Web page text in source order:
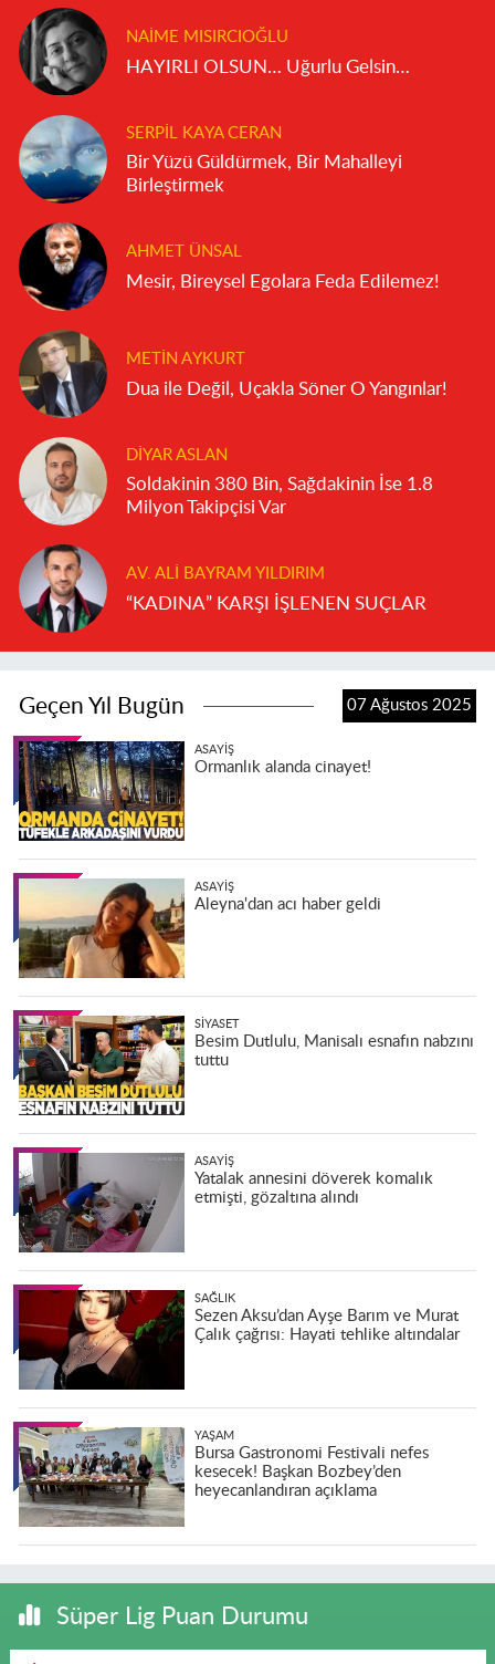
NAIME MISIRCIOĞLU
HAYIRLI OLSUN… Uğurlu Gelsin…
SERPIL KAYA CERAN
Bir Yüzü Güldürmek, Bir Mahalleyi
Birleştirmek
AHMET ÜNSAL
Mesir, Bireysel Egolara Feda Edilemez!
METIN AYKURT
Dua ile Değil, Uçakla Söner O Yangınlar!
DIYAR ASLAN
Soldakinin 380 Bin, Sağdakinin İse 1.8
Milyon Takipçisi Var
AV. ALI BAYRAM YILDIRIM
“KADINA” KARŞI İŞLENEN SUÇLAR
Geçen Yıl Bugün 07 Ağustos 2025
ASAYIŞ
Ormanlık alanda cinayet!
ASAYIŞ
Aleyna'dan acı haber geldi
SIYASET
Besim Dutlulu, Manisalı esnafın nabzını
tuttu
ASAYIŞ
Yatalak annesini döverek komalık
etmişti, gözaltına alındı
SAĞLIK
Sezen Aksu’dan Ayşe Barım ve Murat
Çalık çağrısı: Hayati tehlike altındalar
YAŞAM
Bursa Gastronomi Festivali nefes
kesecek! Başkan Bozbey’den
heyecanlandıran açıklama
Süper Lig Puan Durumu